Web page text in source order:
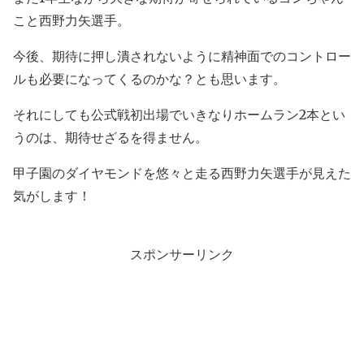
こと西野力矢選手。
今後、期待に押し潰されないように精神面でのコントロー
ルも必要になってくるのかな？とも思います。
それにしても公式戦初出場でいきなりホームラン2本とい
うのは、期待せざるを得ません。
甲子園のダイヤモンドを悠々と走る西野力矢選手が見えた
気がします！
スポンサーリンク